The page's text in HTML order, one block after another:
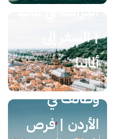
الدراسة في ألمانيا
| السفر إلى
ألمانيا
وظائف في
الأردن | فرص